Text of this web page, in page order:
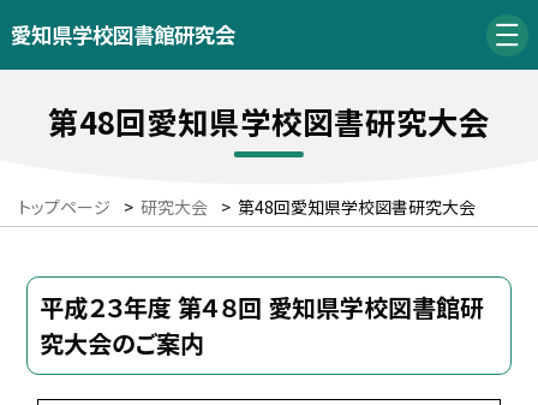
愛知県学校図書館研究会
第48回愛知県学校図書研究大会
トップページ > 研究大会 > 第48回愛知県学校図書研究大会
平成２３年度 第４８回 愛知県学校図書館研
究大会のご案内